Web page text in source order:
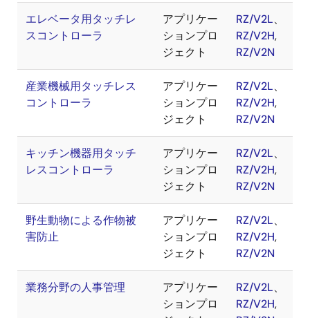
エレベータ用タッチレ
スコントローラ​
アプリケー
ションプロ
ジェクト
RZ/V2L、
RZ/V2H,
RZ/V2N
産業機械用タッチレス
コントローラ
アプリケー
ションプロ
ジェクト
RZ/V2L、
RZ/V2H,
RZ/V2N
キッチン機器用タッチ
レスコントローラ
アプリケー
ションプロ
ジェクト
RZ/V2L、
RZ/V2H,
RZ/V2N
野生動物による作物被
害防止
アプリケー
ションプロ
ジェクト
RZ/V2L、
RZ/V2H,
RZ/V2N
業務分野の人事管理
アプリケー
ションプロ
RZ/V2L、
RZ/V2H,